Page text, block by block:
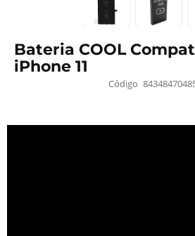
Bateria COOL
iPhone 11
Código